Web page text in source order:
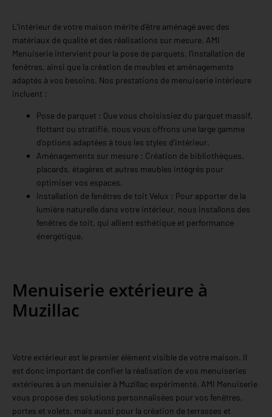
L’intérieur de votre maison mérite d’être aménagé avec des
matériaux de qualité et des réalisations sur mesure. AMI
Menuiserie intervient pour la pose de parquets, l’installation de
fenêtres, ainsi que la création de meubles et aménagements
adaptés à vos besoins. Nos prestations de menuiserie intérieure
incluent :
Pose de parquet : Que vous choisissiez du parquet massif,
flottant ou stratifié, nous vous offrons une large gamme
d'options adaptées à tous les styles d'intérieur.
Aménagements sur mesure : Création de bibliothèques,
placards, étagères et autres meubles intégrés pour
optimiser vos espaces.
Installation de fenêtres de toit Velux : Pour apporter de la
lumière naturelle dans votre intérieur, nous installons des
fenêtres de toit, qui allient esthétique et performance
énergétique.
Menuiserie extérieure à
Muzillac
Votre extérieur est le premier élément visible de votre maison. Il
est donc important de confier la réalisation de vos menuiseries
extérieures à un menuisier à Muzillac expérimenté. AMI Menuiserie
vous propose des solutions personnalisées pour vos fenêtres,
portes et volets, mais aussi pour la création de terrasses et